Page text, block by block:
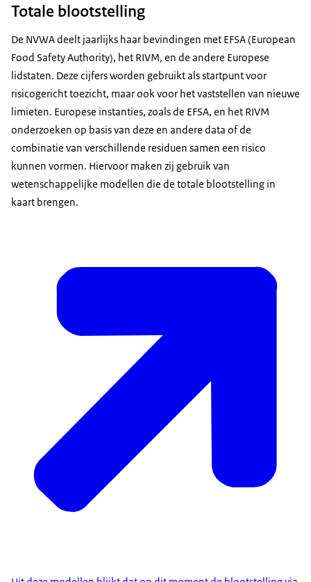
Totale blootstelling
De NVWA deelt jaarlijks haar bevindingen met EFSA (European
Food Safety Authority), het RIVM, en de andere Europese
lidstaten. Deze cijfers worden gebruikt als startpunt voor
risicogericht toezicht, maar ook voor het vaststellen van nieuwe
limieten. Europese instanties, zoals de EFSA, en het RIVM
onderzoeken op basis van deze en andere data of de
combinatie van verschillende residuen samen een risico
kunnen vormen. Hiervoor maken zij gebruik van
wetenschappelijke modellen die de totale blootstelling in
kaart brengen.